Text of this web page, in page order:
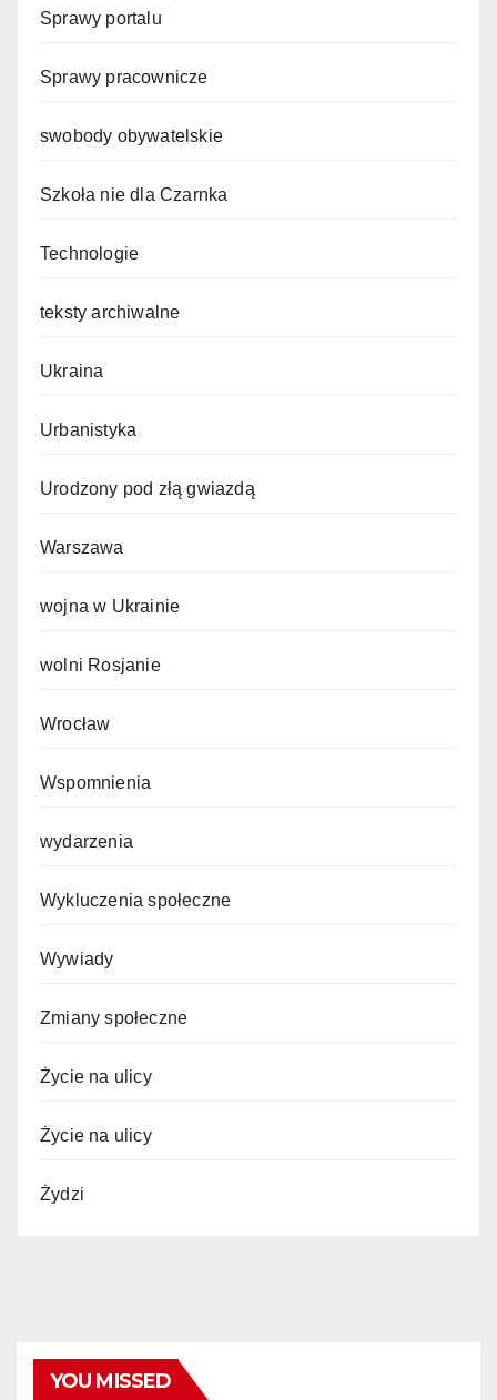
Sprawy portalu
Sprawy pracownicze
swobody obywatelskie
Szkoła nie dla Czarnka
Technologie
teksty archiwalne
Ukraina
Urbanistyka
Urodzony pod złą gwiazdą
Warszawa
wojna w Ukrainie
wolni Rosjanie
Wrocław
Wspomnienia
wydarzenia
Wykluczenia społeczne
Wywiady
Zmiany społeczne
Życie na ulicy
Życie na ulicy
Żydzi
YOU MISSED